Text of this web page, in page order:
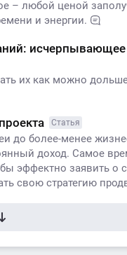
– любой ценой
и энергии.
исчерпывающее
их как можно
Статья
до более-менее
доход. Самое
эффектно заявить о
свою стратегию